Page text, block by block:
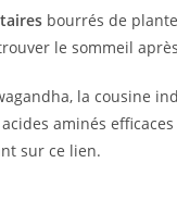
bourrés de
le sommeil
la cousine
aminés
sur ce lien.